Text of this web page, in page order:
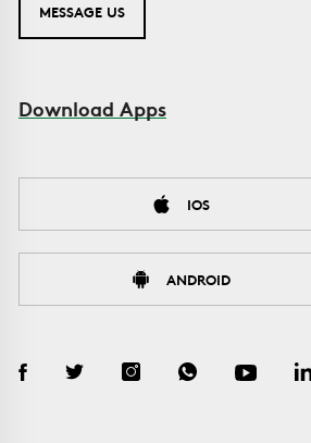
MESSAGE US
Download Apps
IOS
ANDROID